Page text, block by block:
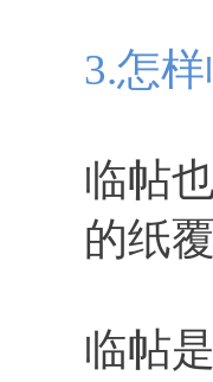
3.怎样
临帖
的纸
临帖